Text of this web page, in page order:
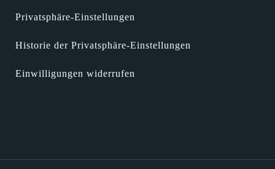
Privatsphäre-Einstellungen
Historie der Privatsphäre-Einstellungen
Einwilligungen widerrufen